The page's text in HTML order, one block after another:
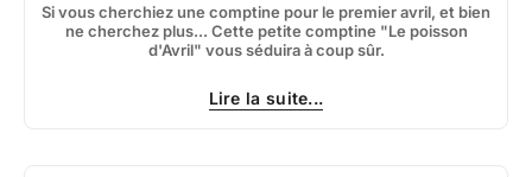
Si vous cherchiez une comptine pour le premier avril, et bien
ne cherchez plus... Cette petite comptine "Le poisson
d'Avril" vous séduira à coup sûr.
Lire la suite...